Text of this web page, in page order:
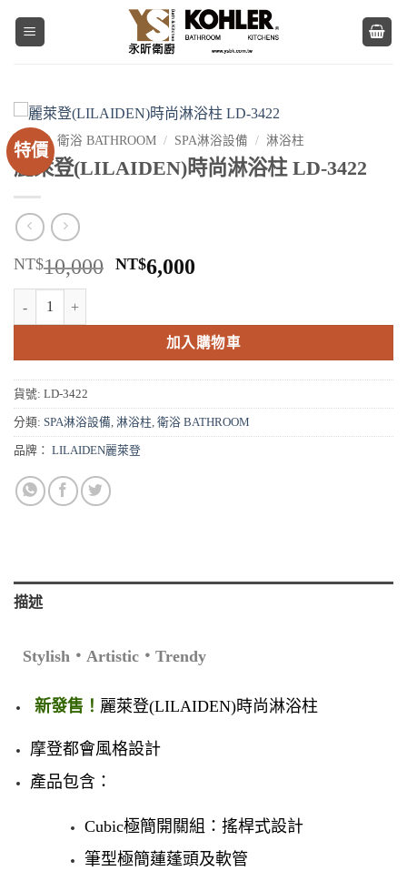
特價
首頁 / 衛浴 BATHROOM / SPA淋浴設備 / 淋浴柱
麗萊登(LILAIDEN)時尚淋浴柱 LD-3422
NT$10,000 原
格：
NT$10,000。
NT$6,000
格：
NT$6,000。
麗萊登(LILAIDEN)時尚淋浴柱 LD-3422 數量
加入購物車
貨號: LD-3422
分類: SPA淋浴設備, 淋浴柱, 衛浴 BATHROOM
品牌： LILAIDEN麗萊登
描述
Stylish‧Artistic‧Trendy
新發售！ 麗萊登(LILAIDEN)時尚淋浴柱
摩登都會風格設計
產品包含：
Cubic極簡開關組：搖桿式設計
筆型極簡蓮蓬頭及軟管